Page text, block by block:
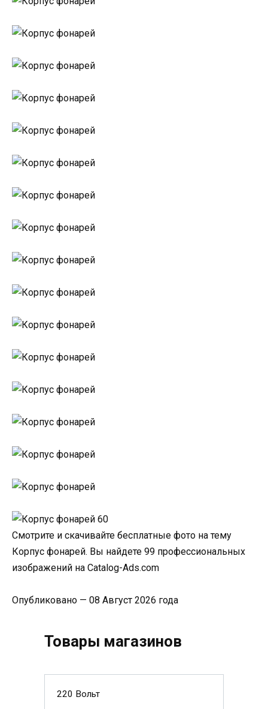
Смотрите и скачивайте бесплатные фото на тему
Корпус фонарей. Вы найдете 99 профессиональных
изображений на Catalog-Ads.com
Опубликовано — 08 Август 2026 года
Товары магазинов
220 Вольт